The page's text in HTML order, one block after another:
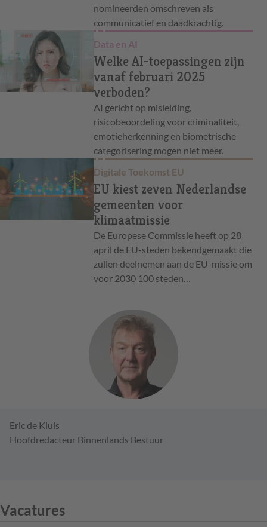
nomineerden omschreven als
communicatief en daadkrachtig.
Data en AI
Welke AI-toepassingen zijn
vanaf februari 2025
verboden?
AI gericht op misleiding,
risicobeoordeling voor criminaliteit,
emotieherkenning en biometrische
categorisering mogen niet meer.
Digitale Toekomst EU
EU kiest zeven Nederlandse
gemeenten voor
klimaatmissie
De Europese Commissie heeft op 28
april de EU-steden bekendgemaakt die
zullen deelnemen aan de EU-missie om
voor 2030 100 steden…
Eric de Kluis
Hoofdredacteur Binnenlands Bestuur
Vacatures